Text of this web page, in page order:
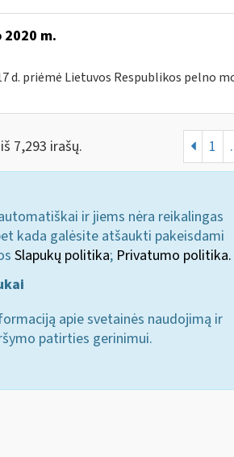
m.
d. priėmė Lietuvos Respublikos pelno
7,293 irašų. 1
ir jiems nėra reikalingas
kada galėsite atšaukti pakeisdami
Slapukų politika; Privatumo politika.
apie svetainės naudojimą ir
patirties gerinimui.